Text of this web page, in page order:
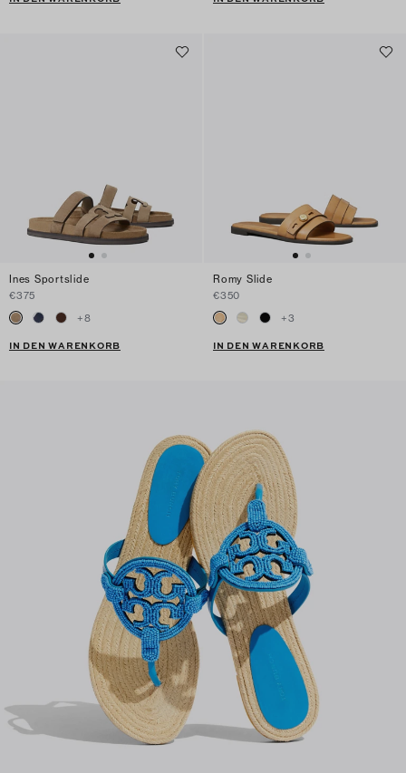
Ines Sportslide
€375
+8
IN DEN WARENKORB
Romy Slide
€350
+3
IN DEN WARENKORB